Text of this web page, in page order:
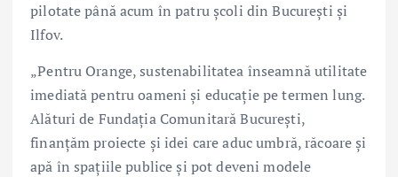
pilotate până acum în patru școli din București și
Ilfov.
„Pentru Orange, sustenabilitatea înseamnă utilitate
imediată pentru oameni și educație pe termen lung.
Alături de Fundația Comunitară București,
finanțăm proiecte și idei care aduc umbră, răcoare și
apă în spațiile publice și pot deveni modele